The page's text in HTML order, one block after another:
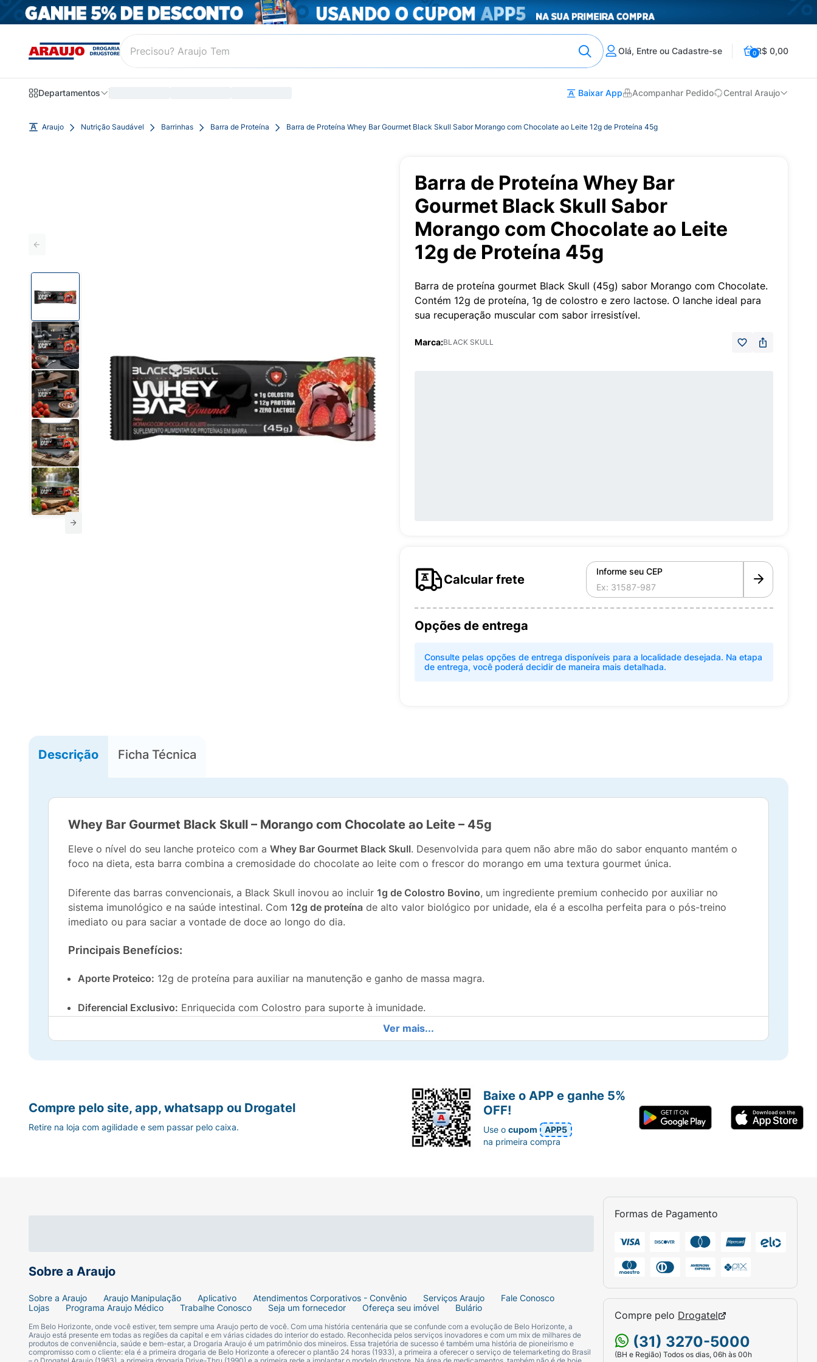
Olá, Entre ou Cadastre-se 0R$ 0,00
Departamentos Baixar App Acompanhar Pedido Central Araujo
Araujo Nutrição Saudável Barrinhas Barra de Proteína Barra de Proteína Whey Bar Gourmet Black Skull Sabor Morango com Chocolate ao Leite 12g de Proteína 45g
Barra de Proteína Whey Bar
Gourmet Black Skull Sabor
Morango com Chocolate ao Leite
12g de Proteína 45g
Barra de proteína gourmet Black Skull (45g) sabor Morango com Chocolate.
Contém 12g de proteína, 1g de colostro e zero lactose. O lanche ideal para
sua recuperação muscular com sabor irresistível.
Marca:BLACK SKULL
Calcular frete
Informe seu CEP
Opções de entrega
Consulte pelas opções de entrega disponíveis para a localidade desejada. Na etapa
de entrega, você poderá decidir de maneira mais detalhada.
Descrição Ficha Técnica
Whey Bar Gourmet Black Skull – Morango com Chocolate ao Leite – 45g
Eleve o nível do seu lanche proteico com a Whey Bar Gourmet Black Skull. Desenvolvida para quem não abre mão do sabor enquanto mantém o
foco na dieta, esta barra combina a cremosidade do chocolate ao leite com o frescor do morango em uma textura gourmet única.
Diferente das barras convencionais, a Black Skull inovou ao incluir 1g de Colostro Bovino, um ingrediente premium conhecido por auxiliar no
sistema imunológico e na saúde intestinal. Com 12g de proteína de alto valor biológico por unidade, ela é a escolha perfeita para o pós-treino
imediato ou para saciar a vontade de doce ao longo do dia.
Principais Benefícios:
Aporte Proteico: 12g de proteína para auxiliar na manutenção e ganho de massa magra.
Diferencial Exclusivo: Enriquecida com Colostro para suporte à imunidade.
Ver mais...
Sobre a Araujo
Sobre a Araujo Araujo Manipulação Aplicativo Atendimentos Corporativos - Convênio Serviços Araujo
Fale Conosco
Lojas
Programa Araujo Médico Trabalhe Conosco Seja um fornecedor Ofereça seu imóvel Bulário
Em Belo Horizonte, onde você estiver, tem sempre uma Araujo perto de você. Com uma história centenária que se confunde com a evolução de Belo Horizonte, a
Araujo está presente em todas as regiões da capital e em várias cidades do interior do estado. Reconhecida pelos serviços inovadores e com um mix de milhares de
produtos de conveniência, saúde e bem-estar, a Drogaria Araujo é um patrimônio dos mineiros. Essa trajetória de sucesso é também uma história de pioneirismo e
compromisso com o cliente: ela é a primeira drogaria de Belo Horizonte a oferecer o plantão 24 horas (1933), a primeira a oferecer o serviço de telemarketing do Brasil
Formas de Pagamento
Compre pelo Drogatel
(31) 3270-5000
(BH e Região) Todos os dias, 06h às 00h
Compre pelo site, app, whatsapp ou Drogatel
Retire na loja com agilidade e sem passar pelo caixa.
Baixe o APP e ganhe 5%
OFF!
Use ocupom
APP5
na primeira compra